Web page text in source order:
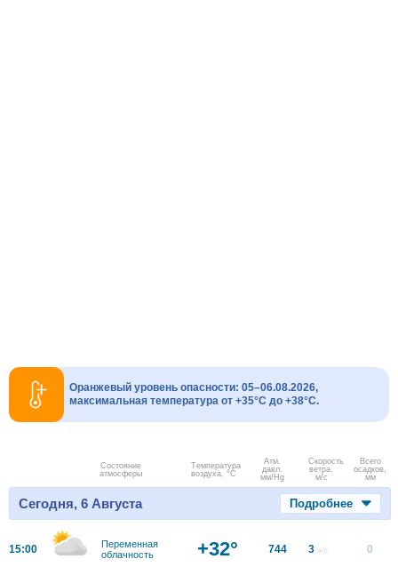
Оранжевый уровень опасности: 05–06.08.2026,
максимальная температура от +35°C до +38°C.
Состояние
атмосферы
Температура
воздуха, °C
Атм.
давл.
мм/Hg
Скорость
ветра.
м/с
Всего
осадков,
мм
Сегодня, 6 Августа Подробнее
15:00
Переменная
облачность
+32° 744 3 м/с 0